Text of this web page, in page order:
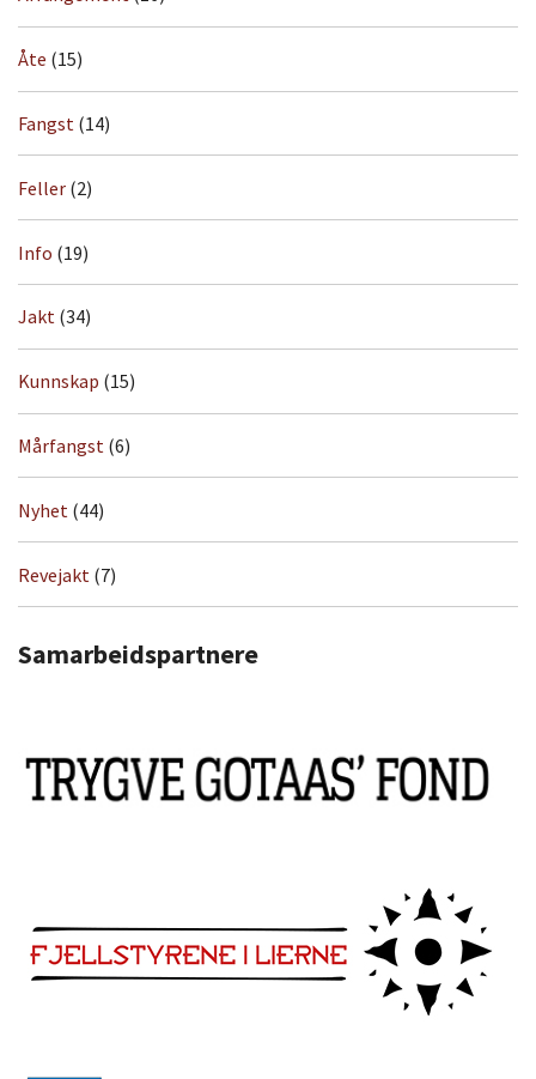
Åte (15)
Fangst (14)
Feller (2)
Info (19)
Jakt (34)
Kunnskap (15)
Mårfangst (6)
Nyhet (44)
Revejakt (7)
Samarbeidspartnere